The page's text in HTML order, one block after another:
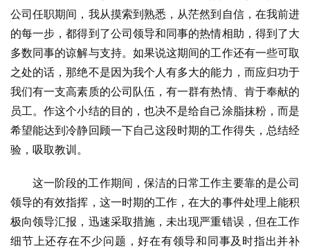
公司任职期间，我从摸索到熟悉，从茫然到自信，在我前进
的每一步，都得到了公司领导和同事的热情相助，得到了大
多数同事的谅解与支持。如果说这期间的工作还有一些可取
之处的话，那绝不是因为我个人有多大的能力，而应归功于
我们有一支高素质的公司队伍，有一群有热情、肯于奉献的
员工。作这个小结的目的，也决不是给自己涂脂抹粉，而是
希望能达到冷静回顾一下自己这段时期的工作得失，总结经
验，吸取教训。
这一阶段的工作期间，保洁的日常工作主要靠的是公司
领导的有效指挥，这一时期的工作，在大的事件处理上能积
极向领导汇报，迅速采取措施，未出现严重错误，但在工作
细节上还存在不少问题，好在有领导和同事及时指出并补